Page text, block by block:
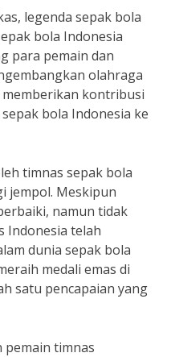
legenda sepak bola
bola Indonesia
para pemain dan
olahraga
kontribusi
bola Indonesia ke
timnas sepak bola
jempol. Meskipun
namun tidak
Indonesia telah
dunia sepak bola
medali emas di
satu pencapaian yang
pemain timnas